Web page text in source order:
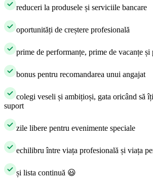
​reduceri la produsele și serviciile bancare
​oportunități de creștere profesională
​prime de performanțe, prime de vacanțe
​bonus pentru recomandarea unui angajat
​colegi veseli și ambițioși, gata oricând să
suport
​zile libere pentru evenimente speciale
​echilibru între viața profesională și viața
​și lista continuă 😃